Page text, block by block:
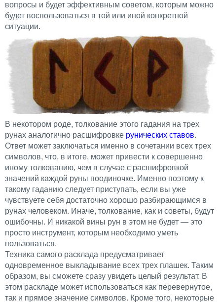
вопросы и будет эффективным советом, которым можно
будет воспользоваться в той или иной конкретной
ситуации.
В некотором роде, толкование этого гадания на трех
рунах аналогично расшифровке рунических ставов.
Ответ может заключаться именно в сочетании всех трех
символов, что, в итоге, может привести к совершенно
иному толкованию, чем в случае с расшифровкой
значений каждой руны поодиночке. Именно поэтому к
такому гаданию следует приступать, если вы уже
чувствуете себя достаточно хорошо разбирающимся в
рунах человеком. Иначе, толкование, как и советы, будут
ошибочны. И никакой вины рун в этом не будет — это
просто инструмент, которым необходимо уметь
пользоваться.
Техника самого расклада предусматривает
одновременное выкладывание всех трех плашек. Таким
образом, вы сможете сразу увидеть целый результат. В
этом раскладе может использоваться как перевернутое,
так и прямое значение символов. Кроме того, некоторые